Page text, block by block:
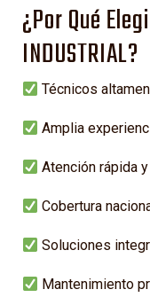
¿Por Qué
INDUSTRIAL?
Técnicos
Amplia
Atención rápida
Cobertura
Soluciones
Mantenimiento